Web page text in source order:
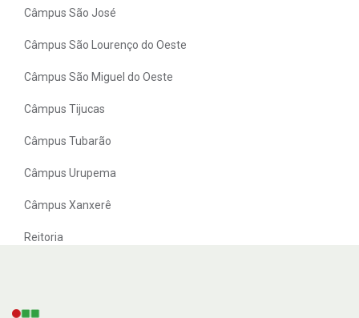
Câmpus São José
Câmpus São Lourenço do Oeste
Câmpus São Miguel do Oeste
Câmpus Tijucas
Câmpus Tubarão
Câmpus Urupema
Câmpus Xanxerê
Reitoria